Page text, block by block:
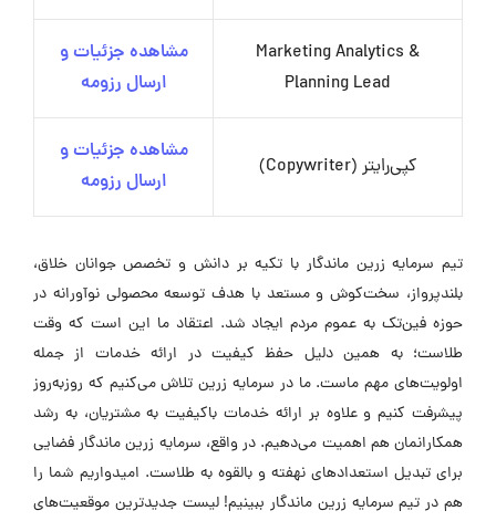
Marketing Analytics &
Planning Lead
مشاهده جزئیات و
ارسال رزومه
کپی‌رایتر (Copywriter)
مشاهده جزئیات و
ارسال رزومه
تیم سرمایه زرین ماندگار با تکیه بر دانش و تخصص جوانان خلاق،
بلندپرواز، سخت‌کوش و مستعد با هدف توسعه محصولی نوآورانه در
حوزه فین‌تک به عموم مردم ایجاد شد. اعتقاد ما این است که وقت
طلاست؛ به همین دلیل حفظ کیفیت در ارائه خدمات از جمله
اولویت‌های مهم ماست. ما در سرمایه زرین تلاش می‌کنیم که روزبه‌روز
پیشرفت کنیم و علاوه بر ارائه خدمات باکیفیت به مشتریان، به رشد
همکارانمان هم اهمیت می‌دهیم. در واقع، سرمایه زرین ماندگار فضایی
برای تبدیل استعدادهای نهفته و بالقوه به طلاست. امیدواریم شما را
هم در تیم سرمایه زرین ماندگار ببینیم! لیست جدیدترین موقعیت‌های